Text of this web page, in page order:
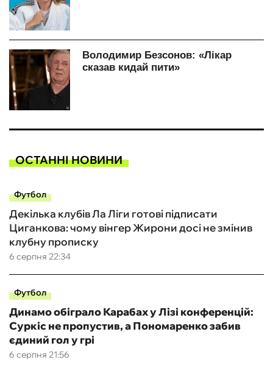
ОСТАННІ НОВИНИ
Футбол
6 серпня 22:34
Декілька клубів Ла Ліги готові підписати
Циганкова: чому вінгер Жирони досі не змінив
клубну прописку
Футбол
6 серпня 21:56
Динамо обіграло Карабах у Лізі конференцій:
Суркіс не пропустив, а Пономаренко забив
єдиний гол у грі